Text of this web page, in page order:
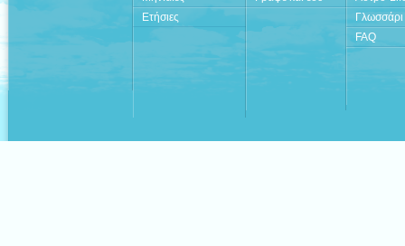
Ετήσιες
Γλωσσάρι
FAQ